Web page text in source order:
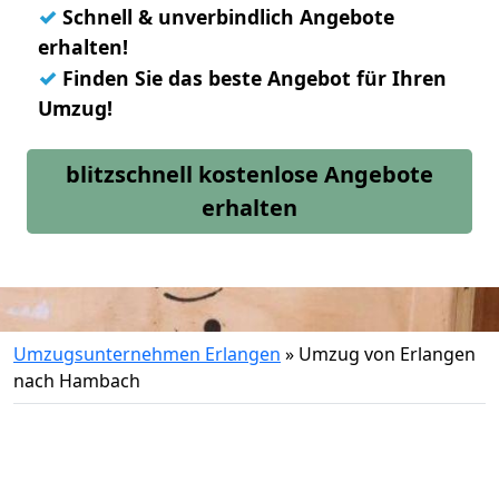
✓ Schnell & unverbindlich Angebote
erhalten!
✓ Finden Sie das beste Angebot für Ihren
Umzug!
blitzschnell kostenlose Angebote
erhalten
Umzugsunternehmen Erlangen » Umzug von Erlangen
nach Hambach